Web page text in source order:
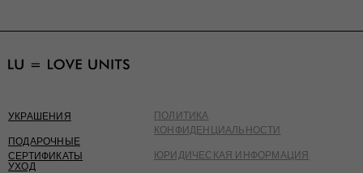
ПОЛИТИКА
КОНФИДЕНЦИАЛЬНОСТИ
ЮРИДИЧЕСКАЯ ИНФОРМАЦИЯ
УКРАШЕНИЯ
ПОДАРОЧНЫЕ
СЕРТИФИКАТЫ
УХОД